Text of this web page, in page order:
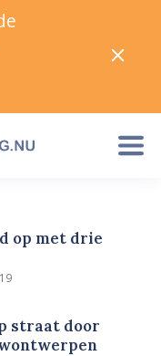
op met drie
straat door